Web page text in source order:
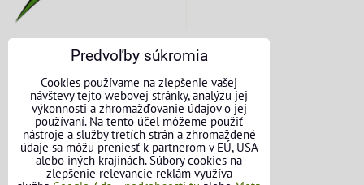
KONTAKTNÉ ÚDAJE
O nás
Kontakt
Požičovňa náradia
Predvoľby súkromia
Cookies používame na zlepšenie vašej
návštevy tejto webovej stránky, analýzu jej
výkonnosti a zhromažďovanie údajov o jej
používaní. Na tento účel môžeme použiť
nástroje a služby tretích strán a zhromaždené
údaje sa môžu preniesť k partnerom v EÚ, USA
alebo iných krajinách. Súbory cookies na
zlepšenie relevancie reklám využíva